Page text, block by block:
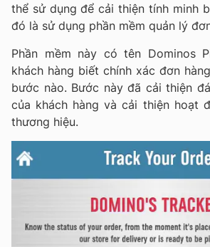
thể sử dụng để cải thiện tính minh
đó là sử dụng phần mềm quản lý
Phần mềm này có tên Dominos
khách hàng biết chính xác đơn
bước nào. Bước này đã cải thiện
của khách hàng và cải thiện hoạt
thương hiệu.